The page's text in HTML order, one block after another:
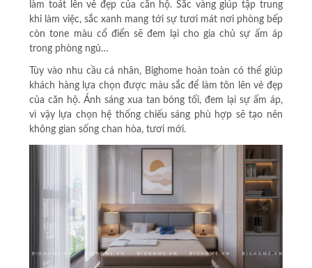
làm toát lên vẻ đẹp của căn hộ. Sắc vàng giúp tập trung
khi làm việc, sắc xanh mang tới sự tươi mát nơi phòng bếp
còn tone màu cổ điển sẽ đem lại cho gia chủ sự ấm áp
trong phòng ngủ…
Tùy vào nhu cầu cá nhân, Bighome hoàn toàn có thể giúp
khách hàng lựa chọn được màu sắc để làm tôn lên vẻ đẹp
của căn hộ. Ánh sáng xua tan bóng tối, đem lại sự ấm áp,
vì vậy lựa chọn hệ thống chiếu sáng phù hợp sẽ tạo nên
không gian sống chan hòa, tươi mới.